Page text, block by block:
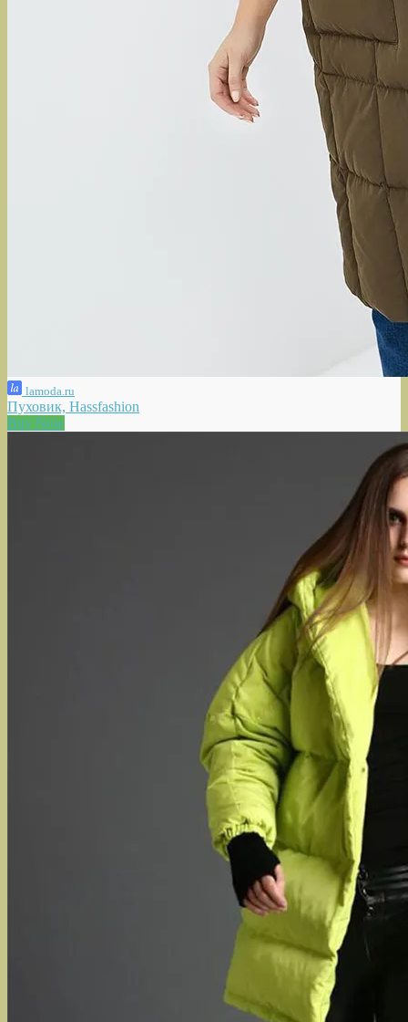
lamoda.ru
Пуховик, Hassfashion
Buy Now